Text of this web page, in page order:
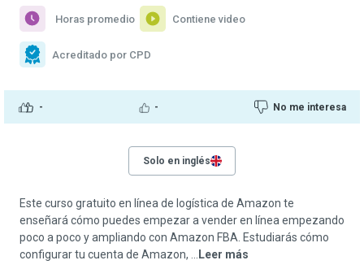
- - No me interesa
Horas promedio Contiene video
Acreditado por CPD
Solo en inglés
Este curso gratuito en línea de logística de Amazon te
enseñará cómo puedes empezar a vender en línea empezando
poco a poco y ampliando con Amazon FBA. Estudiarás cómo
configurar tu cuenta de Amazon, ...
Leer más